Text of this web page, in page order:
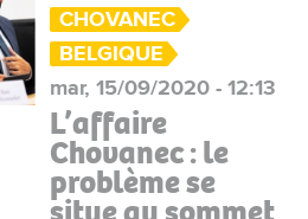
CHOVANEC
BELGIQUE
mar, 15/09/2020 - 12:13
L’affaire
Chovanec : le
problème se